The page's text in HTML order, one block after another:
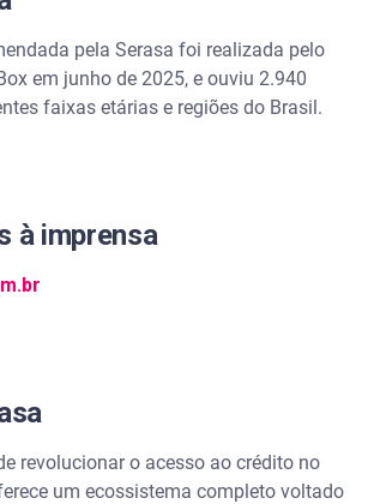
pela Serasa foi realizada pelo
em junho de 2025, e ouviu 2.940
faixas etárias e regiões do Brasil.
à imprensa
revolucionar o acesso ao crédito no
um ecossistema completo voltado